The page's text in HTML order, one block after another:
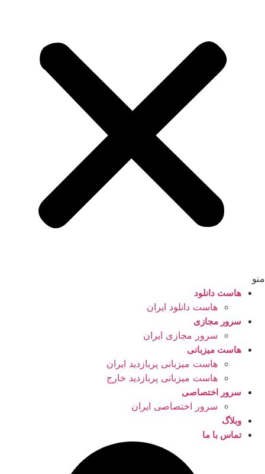
منو
هاست دانلود
هاست دانلود ایران
سرور مجازی
سرور مجازی ایران
هاست میزبانی
هاست میزبانی پربازدید ایران
هاست میزبانی پربازدید خارج
سرور اختصاصی
سرور اختصاصی ایران
وبلاگ
تماس با ما